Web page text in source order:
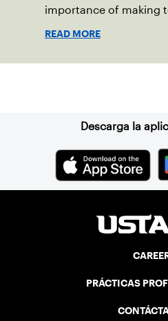
importance of making
READ MORE
Descarga la
PRÁCTICAS